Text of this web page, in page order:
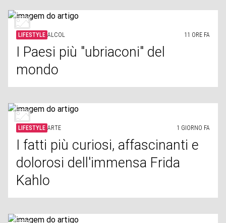
LIFESTYLE ALCOL 11 ORE FA
I Paesi più "ubriaconi" del
mondo
LIFESTYLE ARTE 1 GIORNO FA
I fatti più curiosi, affascinanti e
dolorosi dell'immensa Frida
Kahlo